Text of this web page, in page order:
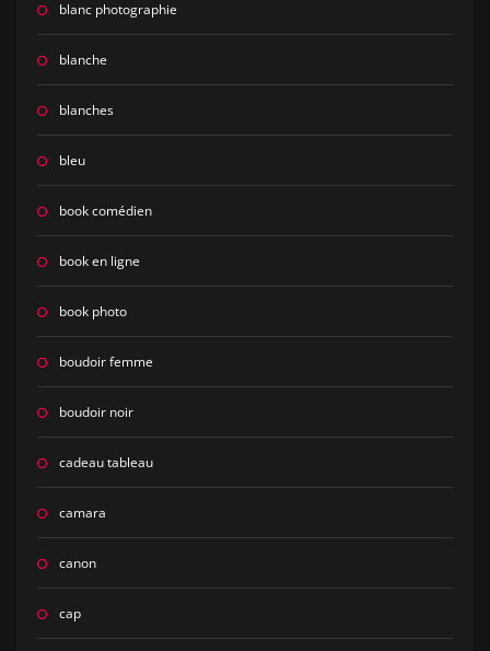
blanc photographie
blanche
blanches
bleu
book comédien
book en ligne
book photo
boudoir femme
boudoir noir
cadeau tableau
camara
canon
cap